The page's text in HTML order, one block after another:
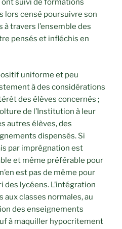
ont suivi de formations
lors censé poursuivre son
travers l’ensemble des
pensés et infléchis en
uniforme et peu
à des considérations
des élèves concernés ;
de l’Institution à leur
autres élèves, des
dispensés. Si
par imprégnation est
et même préférable pour
est pas de même pour
lycéens. L’intégration
aux classes normales, au
des enseignements
à maquiller hypocritement